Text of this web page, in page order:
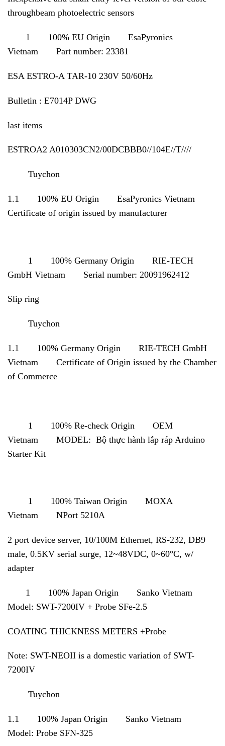
throughbeam photoelectric sensors
1 100% EU Origin EsaPyronics
Vietnam Part number: 23381
ESA ESTRO-A TAR-10 230V 50/60Hz
Bulletin : E7014P DWG
last items
ESTROA2 A010303CN2/00DCBBB0//104E//T////
Tuychon
1.1 100% EU Origin EsaPyronics Vietnam
Certificate of origin issued by manufacturer
1 100% Germany Origin RIE-TECH
GmbH Vietnam Serial number: 20091962412
Slip ring
Tuychon
1.1 100% Germany Origin RIE-TECH GmbH
Vietnam Certificate of Origin issued by the Chamber
of Commerce
1 100% Re-check Origin OEM
Vietnam MODEL: Bộ thực hành lắp ráp Arduino
Starter Kit
1 100% Taiwan Origin MOXA
Vietnam NPort 5210A
2 port device server, 10/100M Ethernet, RS-232, DB9
male, 0.5KV serial surge, 12~48VDC, 0~60°C, w/
adapter
1 100% Japan Origin Sanko Vietnam
Model: SWT-7200IV + Probe SFe-2.5
COATING THICKNESS METERS +Probe
Note: SWT-NEOII is a domestic variation of SWT-
7200IV
Tuychon
1.1 100% Japan Origin Sanko Vietnam
Model: Probe SFN-325